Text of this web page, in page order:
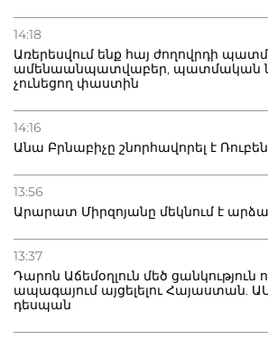
14:18
Առերեսվում ենք հայ ժողովրդի
ամենաանպատվաբեր, պատմական
չունեցող փաստին
14:16
Անա Բրնաբիչը շնորհավորել է
13:56
Արարատ Միրզոյանը մեկնում է
13:37
Դարոն Աճեմօղլուն մեծ ցանկություն
ապագայում այցելելու Հայաստան.
դեսպան